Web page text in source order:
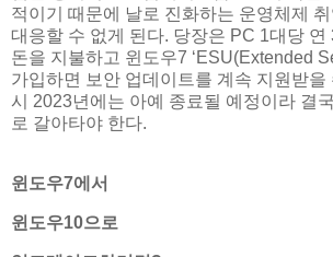
적이기 때문에 날로 진화하는 운영체제
대응할 수 없게 된다. 당장은 PC 1대당 연
돈을 지불하고 윈도우7 ‘ESU(Extended
가입하면 보안 업데이트를 계속 지원받을
시 2023년에는 아예 종료될 예정이라 결
로 갈아타야 한다.
윈도우7에서
윈도우10으로